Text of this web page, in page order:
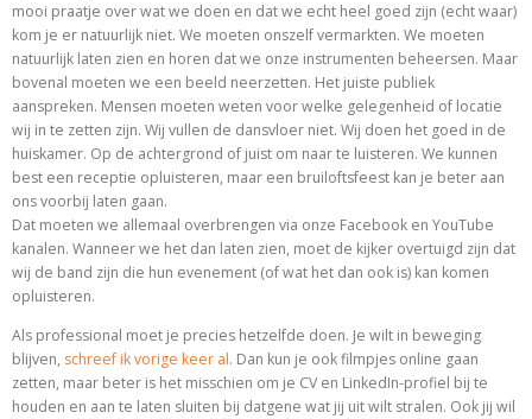
mooi praatje over wat we doen en dat we echt heel goed zijn (echt waar)
kom je er natuurlijk niet. We moeten onszelf vermarkten. We moeten
natuurlijk laten zien en horen dat we onze instrumenten beheersen. Maar
bovenal moeten we een beeld neerzetten. Het juiste publiek
aanspreken. Mensen moeten weten voor welke gelegenheid of locatie
wij in te zetten zijn. Wij vullen de dansvloer niet. Wij doen het goed in de
huiskamer. Op de achtergrond of juist om naar te luisteren. We kunnen
best een receptie opluisteren, maar een bruiloftsfeest kan je beter aan
ons voorbij laten gaan.
Dat moeten we allemaal overbrengen via onze Facebook en YouTube
kanalen. Wanneer we het dan laten zien, moet de kijker overtuigd zijn dat
wij de band zijn die hun evenement (of wat het dan ook is) kan komen
opluisteren.
Als professional moet je precies hetzelfde doen. Je wilt in beweging
blijven, schreef ik vorige keer al. Dan kun je ook filmpjes online gaan
zetten, maar beter is het misschien om je CV en LinkedIn-profiel bij te
houden en aan te laten sluiten bij datgene wat jij uit wilt stralen. Ook jij wil